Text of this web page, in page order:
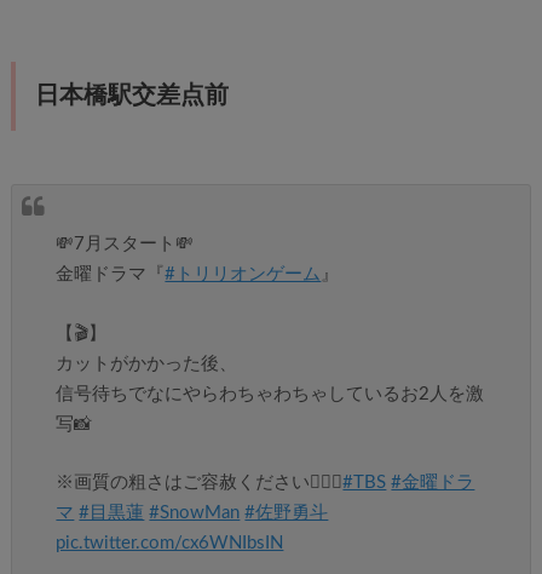
日本橋駅交差点前
💸7月スタート💸
金曜ドラマ『#トリリオンゲーム 』
【🎬】
カットがかかった後、
信号待ちでなにやらわちゃわちゃしているお2人を激
写📸
※画質の粗さはご容赦ください🙇🏻‍♀️#TBS #金曜ドラ
マ #目黒蓮 #SnowMan #佐野勇斗
pic.twitter.com/cx6WNIbsIN